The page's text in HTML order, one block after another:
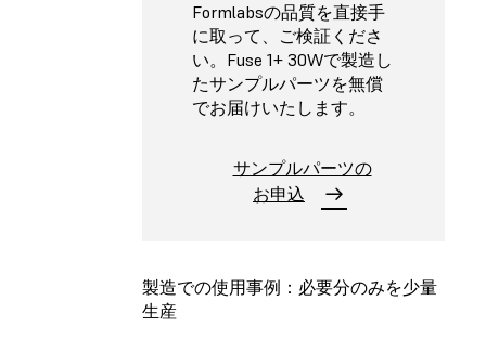
Formlabsの品質を直接手
に取って、ご検証くださ
い。Fuse 1+ 30Wで製造し
たサンプルパーツを無償
でお届けいたします。
サンプルパーツの
お申込
製造での使用事例：必要分のみを少量
生産